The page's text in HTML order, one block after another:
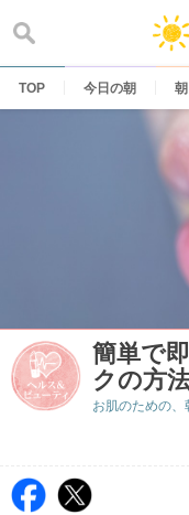
content
TOP 今日の朝
簡単で
クの方
お肌のための、